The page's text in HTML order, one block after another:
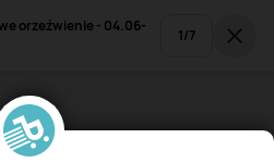
orzeźwienie - 04.06-
1/7